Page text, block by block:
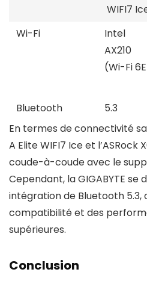
WIFI7
Wi-Fi
Intel
AX210
(Wi-Fi
Bluetooth
5.3
En termes de connectivité
A Elite WIFI7 Ice et l’ASRock
coude-à-coude avec le
Cependant, la GIGABYTE se
intégration de Bluetooth 5.3,
compatibilité et des
supérieures.
Conclusion